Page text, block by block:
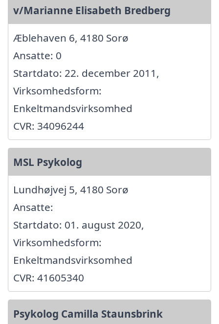
v/Marianne Elisabeth Bredberg
Æblehaven 6, 4180 Sorø
Ansatte: 0
Startdato: 22. december 2011,
Virksomhedsform:
Enkeltmandsvirksomhed
CVR: 34096244
MSL Psykolog
Lundhøjvej 5, 4180 Sorø
Ansatte:
Startdato: 01. august 2020,
Virksomhedsform:
Enkeltmandsvirksomhed
CVR: 41605340
Psykolog Camilla Staunsbrink